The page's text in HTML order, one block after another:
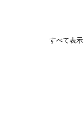
すべて表示